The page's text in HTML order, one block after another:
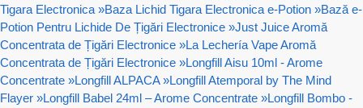
Tigara Electronica »Baza Lichid Tigara Electronica e-Potion »Bază e-
Potion Pentru Lichide De Țigări Electronice »Just Juice Aromă
Concentrata de Țigări Electronice »La Lechería Vape Aromă
Concentrata de Țigări Electronice »Longfill Aisu 10ml - Arome
Concentrate »Longfill ALPACA »Longfill Atemporal by The Mind
Flayer »Longfill Babel 24ml – Arome Concentrate »Longfill Bombo -